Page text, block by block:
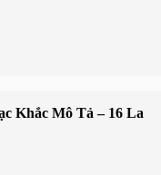
Khắc Mô Tả – 16 La